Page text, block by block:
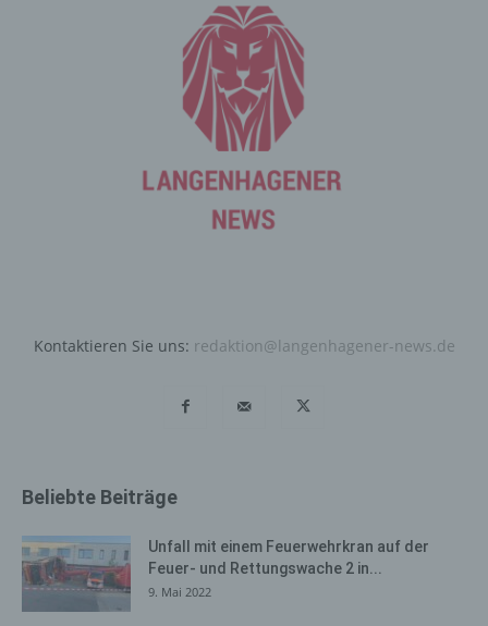
Kontaktieren Sie uns: redaktion@langenhagener-news.de
Beliebte Beiträge
Unfall mit einem Feuerwehrkran auf der
Feuer- und Rettungswache 2 in...
9. Mai 2022
Angebote auf unserer Internetseite im Sinne des
Benutzers optimiert werden. Cookies ermöglichen uns,
wie bereits erwähnt, die Benutzer unserer Internetseite
wiederzuerkennen. Zweck dieser Wiedererkennung ist
es, den Nutzern die Verwendung unserer Internetseite
zu erleichtern. Der Benutzer einer Internetseite, die
Cookies verwendet, muss beispielsweise nicht bei jedem
Besuch der Internetseite erneut seine Zugangsdaten
dem Computersystem des Benutzers abgelegten Cookie
Die betroffene Person kann die Setzung von Cookies
entsprechenden Einstellung des genutzten
Internetbrowser oder andere Softwareprogramme
Internetbrowsern möglich. Deaktiviert die betroffene
Person die Setzung von Cookies in dem genutzten
Internetbrowser, sind unter Umständen nicht alle